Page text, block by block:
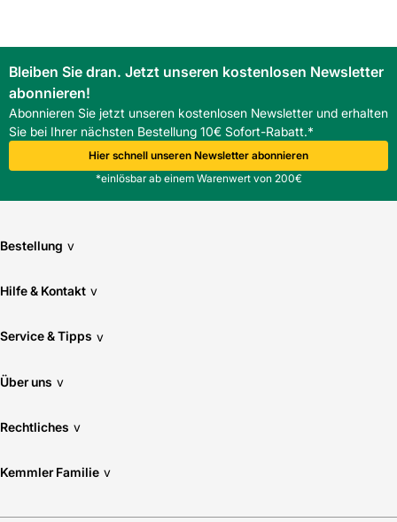
Die rot beschichtete Oberfläche schützt vor Korrosion und
verlängert die Nutzungsdauer.
Bleiben Sie dran. Jetzt unseren kostenlosen Newsletter
abonnieren!
Abonnieren Sie jetzt unseren kostenlosen Newsletter und erhalten
Sie bei Ihrer nächsten Bestellung 10€ Sofort-Rabatt.*
Hier schnell unseren Newsletter abonnieren
*einlösbar ab einem Warenwert von 200€
Bestellung v
Hilfe & Kontakt v
Service & Tipps v
Über uns v
Rechtliches v
Kemmler Familie v